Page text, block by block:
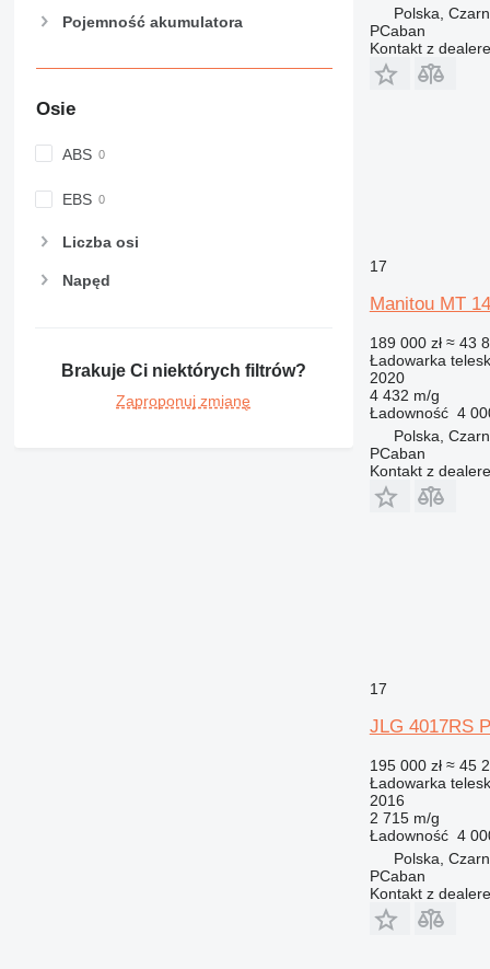
Pojemność akumulatora
Osie
ABS
EBS
Liczba osi
Napęd
Brakuje Ci niektórych filtrów?
Zaproponuj zmianę
Polska,
PCaban
Kontakt z
17
Manitou MT
189 000 zł ≈ 43
Ładowarka
2020
4 432 m/g
Ładowność 4
Polska,
PCaban
Kontakt z
17
JLG 4017RS
195 000 zł ≈ 45
Ładowarka
2016
2 715 m/g
Ładowność 4
Polska,
PCaban
Kontakt z